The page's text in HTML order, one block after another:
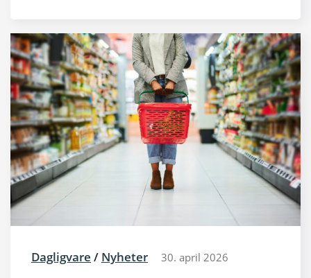
Dagligvare / Nyheter 30. april 2026